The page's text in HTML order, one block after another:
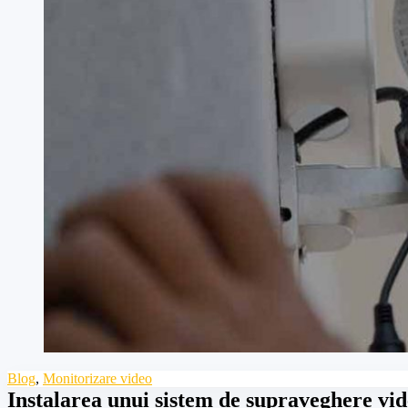
Blog, Monitorizare video
Instalarea unui sistem de supraveghere